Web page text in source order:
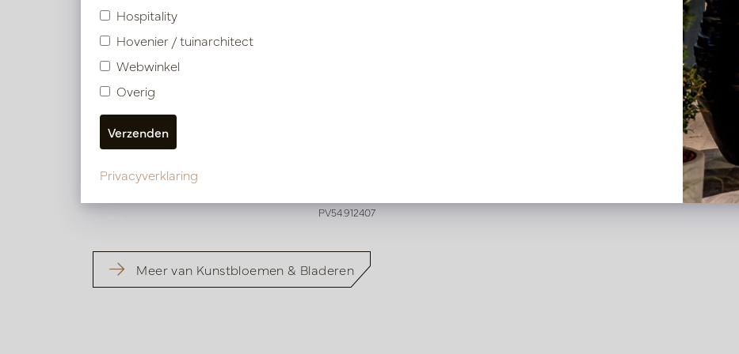
Bloesem Tak Wit H126
Op voorraad
PV54.912407
Meer van Kunstbloemen & Bladeren
Hospitality
Hovenier / tuinarchitect
Webwinkel
Overig
Privacyverklaring